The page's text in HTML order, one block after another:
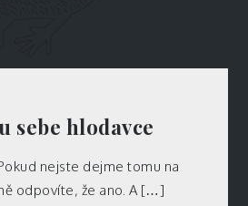
sebe hlodavce
nejste dejme tomu na
odpovíte, že ano. A […]